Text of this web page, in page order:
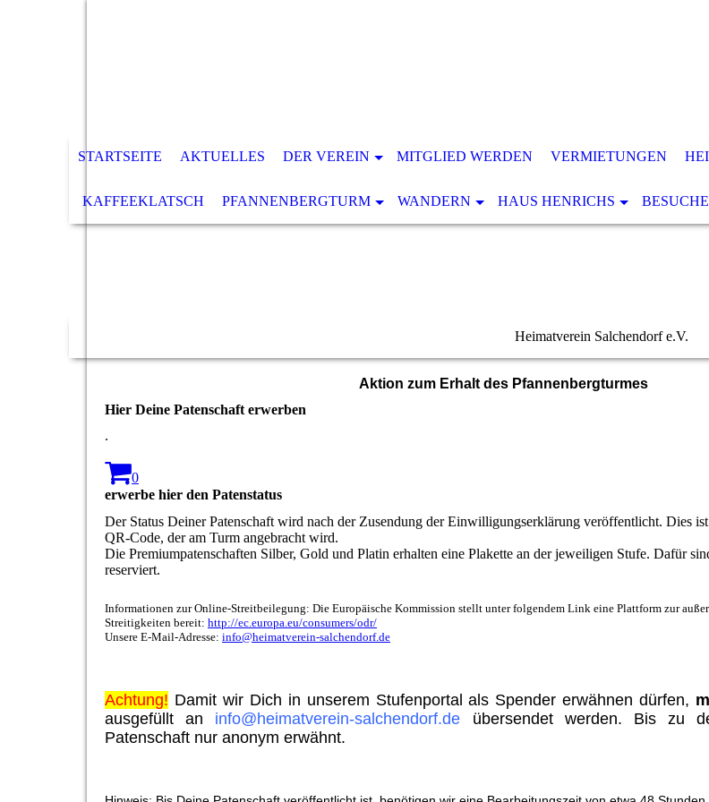
STARTSEITE AKTUELLES DER VEREIN MITGLIED WERDEN VERMIETUNGEN
KAFFEEKLATSCH PFANNENBERGTURM WANDERN HAUS HENRICHS
Heimatverein Salchendorf e.V.
Aktion zum Erhalt des Pfannenbergturmes
Hier Deine Patenschaft erwerben
.
0
erwerbe hier den Patenstatus
Der Status Deiner Patenschaft wird nach der Zusendung der Einwilligungserklärung veröffentlicht. Dies
QR-Code, der am Turm angebracht wird.
Die Premiumpatenschaften Silber, Gold und Platin erhalten eine Plakette an der jeweiligen Stufe. Dafür
reserviert.
Informationen zur Online-Streitbeilegung: Die Europäische Kommission stellt unter folgendem Link eine Plattform zur
Streitigkeiten bereit: http://ec.europa.eu/consumers/odr/
Unsere E-Mail-Adresse: info@heimatverein-salchendorf.de
Achtung! Damit wir Dich in unserem Stufenportal als Spender erwähnen dürfen,
ausgefüllt an info@heimatverein-salchendorf.de übersendet werden. Bis zu
Patenschaft nur anonym erwähnt.